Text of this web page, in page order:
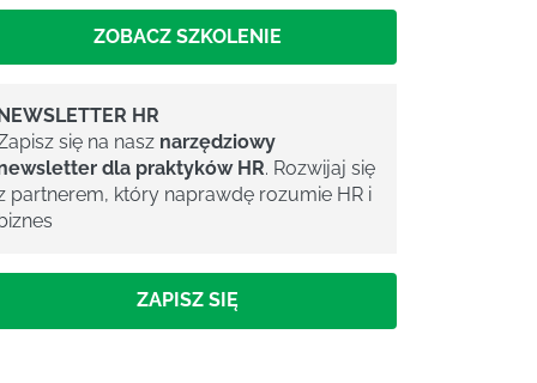
ZOBACZ SZKOLENIE
HR
się na nasz narzędziowy
dla praktyków HR. Rozwijaj się
partnerem, który naprawdę rozumie HR i
ZAPISZ SIĘ